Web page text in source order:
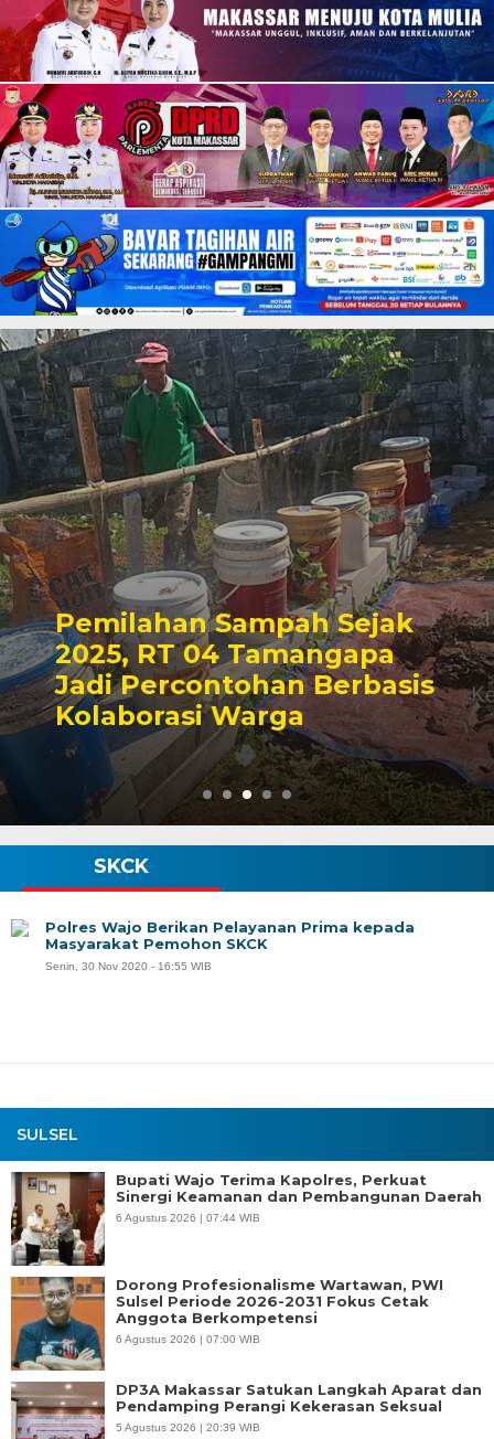
Pemilahan Sampah Sejak
2025, RT 04 Tamangapa
Jadi Percontohan Berbasis
Kolaborasi Warga
SULSEL
Bupati Wajo Terima Kapolres, Perkuat
Sinergi Keamanan dan Pembangunan Daerah
6 Agustus 2026 | 07:44 WIB
Dorong Profesionalisme Wartawan, PWI
Sulsel Periode 2026-2031 Fokus Cetak
Anggota Berkompetensi
6 Agustus 2026 | 07:00 WIB
DP3A Makassar Satukan Langkah Aparat dan
Pendamping Perangi Kekerasan Seksual
5 Agustus 2026 | 20:39 WIB
SKCK
Polres Wajo Berikan Pelayanan Prima kepada
Masyarakat Pemohon SKCK
Senin, 30 Nov 2020 - 16:55 WIB